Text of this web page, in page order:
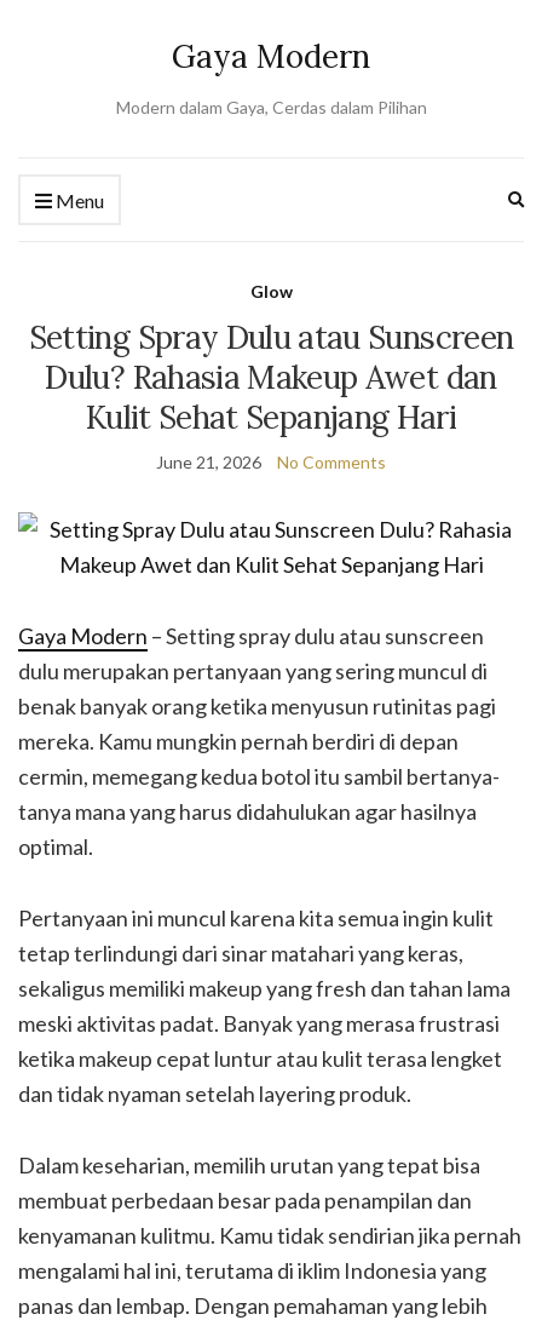
Gaya Modern
Modern dalam Gaya, Cerdas dalam Pilihan
Menu
Glow
Setting Spray Dulu atau Sunscreen
Dulu? Rahasia Makeup Awet dan
Kulit Sehat Sepanjang Hari
June 21, 2026 No Comments
Gaya Modern – Setting spray dulu atau sunscreen
dulu merupakan pertanyaan yang sering muncul di
benak banyak orang ketika menyusun rutinitas pagi
mereka. Kamu mungkin pernah berdiri di depan
cermin, memegang kedua botol itu sambil bertanya-
tanya mana yang harus didahulukan agar hasilnya
optimal.
Pertanyaan ini muncul karena kita semua ingin kulit
tetap terlindungi dari sinar matahari yang keras,
sekaligus memiliki makeup yang fresh dan tahan lama
meski aktivitas padat. Banyak yang merasa frustrasi
ketika makeup cepat luntur atau kulit terasa lengket
dan tidak nyaman setelah layering produk.
Dalam keseharian, memilih urutan yang tepat bisa
membuat perbedaan besar pada penampilan dan
kenyamanan kulitmu. Kamu tidak sendirian jika pernah
mengalami hal ini, terutama di iklim Indonesia yang
panas dan lembap. Dengan pemahaman yang lebih